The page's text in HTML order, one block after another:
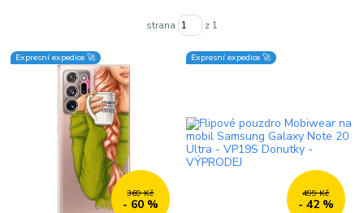
strana z 1
Expresní expedice 🚀
369 Kč
- 60 %
Expresní expedice 🚀
499 Kč
- 42 %